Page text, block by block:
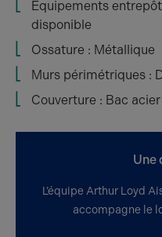
Equipements
disponible
Ossature : Métallique
Murs périmétriques :
Couverture : Bac acier
Une
L’équipe Arthur Loyd
accompagne le